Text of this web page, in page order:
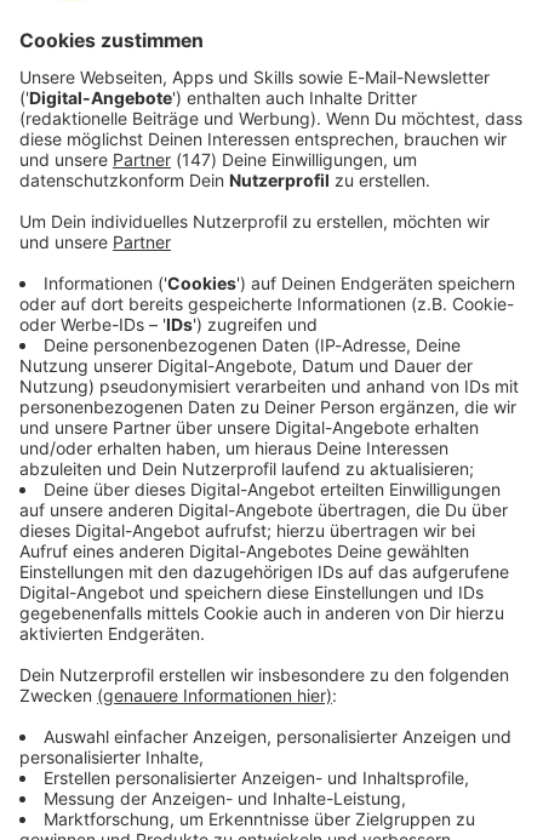
Sicherheitsabstand besonders wichtig ist.
Immer auf dem Laufenden
bleiben!
Verpass' nichts mehr - mit unserem kostenlosen
ANTENNE BAYERN Newsletter. Ob Nachrichten,
Lifestyle oder unsere neuesten Aktionen - wir
informieren dich.
Zum Newsletter anmelden